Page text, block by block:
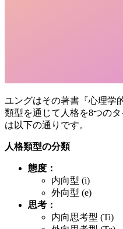
ユングはその著書『心理学
類型を通じて人格を8つの
は以下の通りです。
人格類型の分類
態度：
内向型 (i)
外向型 (e)
思考：
内向思考型 (Ti)